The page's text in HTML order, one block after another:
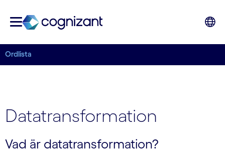
Ordlista
Datatransformation
Vad är datatransformation?